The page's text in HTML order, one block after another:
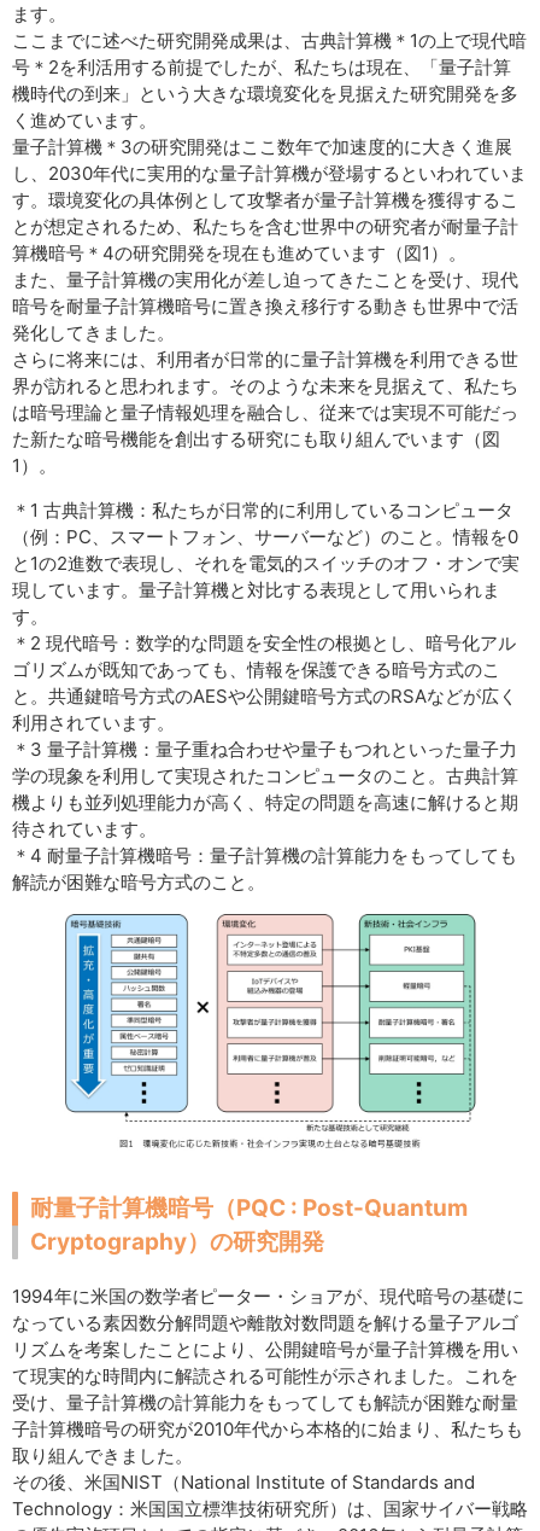
ます。
ここまでに述べた研究開発成果は、古典計算機＊1の上で現代暗
号＊2を利活用する前提でしたが、私たちは現在、「量子計算
機時代の到来」という大きな環境変化を見据えた研究開発を多
く進めています。
量子計算機＊3の研究開発はここ数年で加速度的に大きく進展
し、2030年代に実用的な量子計算機が登場するといわれていま
す。環境変化の具体例として攻撃者が量子計算機を獲得するこ
とが想定されるため、私たちを含む世界中の研究者が耐量子計
算機暗号＊4の研究開発を現在も進めています（図1）。
また、量子計算機の実用化が差し迫ってきたことを受け、現代
暗号を耐量子計算機暗号に置き換え移行する動きも世界中で活
発化してきました。
さらに将来には、利用者が日常的に量子計算機を利用できる世
界が訪れると思われます。そのような未来を見据えて、私たち
は暗号理論と量子情報処理を融合し、従来では実現不可能だっ
た新たな暗号機能を創出する研究にも取り組んでいます（図
1）。
＊1 古典計算機：私たちが日常的に利用しているコンピュータ
（例：PC、スマートフォン、サーバーなど）のこと。情報を0
と1の2進数で表現し、それを電気的スイッチのオフ・オンで実
現しています。量子計算機と対比する表現として用いられま
す。
＊2 現代暗号：数学的な問題を安全性の根拠とし、暗号化アル
ゴリズムが既知であっても、情報を保護できる暗号方式のこ
と。共通鍵暗号方式のAESや公開鍵暗号方式のRSAなどが広く
利用されています。
＊3 量子計算機：量子重ね合わせや量子もつれといった量子力
学の現象を利用して実現されたコンピュータのこと。古典計算
機よりも並列処理能力が高く、特定の問題を高速に解けると期
待されています。
＊4 耐量子計算機暗号：量子計算機の計算能力をもってしても
解読が困難な暗号方式のこと。
耐量子計算機暗号（PQC : Post-Quantum
Cryptography）の研究開発
1994年に米国の数学者ピーター・ショアが、現代暗号の基礎に
なっている素因数分解問題や離散対数問題を解ける量子アルゴ
リズムを考案したことにより、公開鍵暗号が量子計算機を用い
て現実的な時間内に解読される可能性が示されました。これを
受け、量子計算機の計算能力をもってしても解読が困難な耐量
子計算機暗号の研究が2010年代から本格的に始まり、私たちも
取り組んできました。
その後、米国NIST（National Institute of Standards and
Technology：米国国立標準技術研究所）は、国家サイバー戦略